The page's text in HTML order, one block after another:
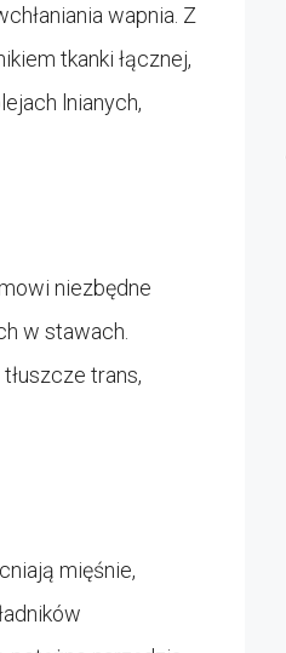
wapnia. Z
tkanki łącznej,
lnianych,
niezbędne
w stawach.
trans,
mięśnie,